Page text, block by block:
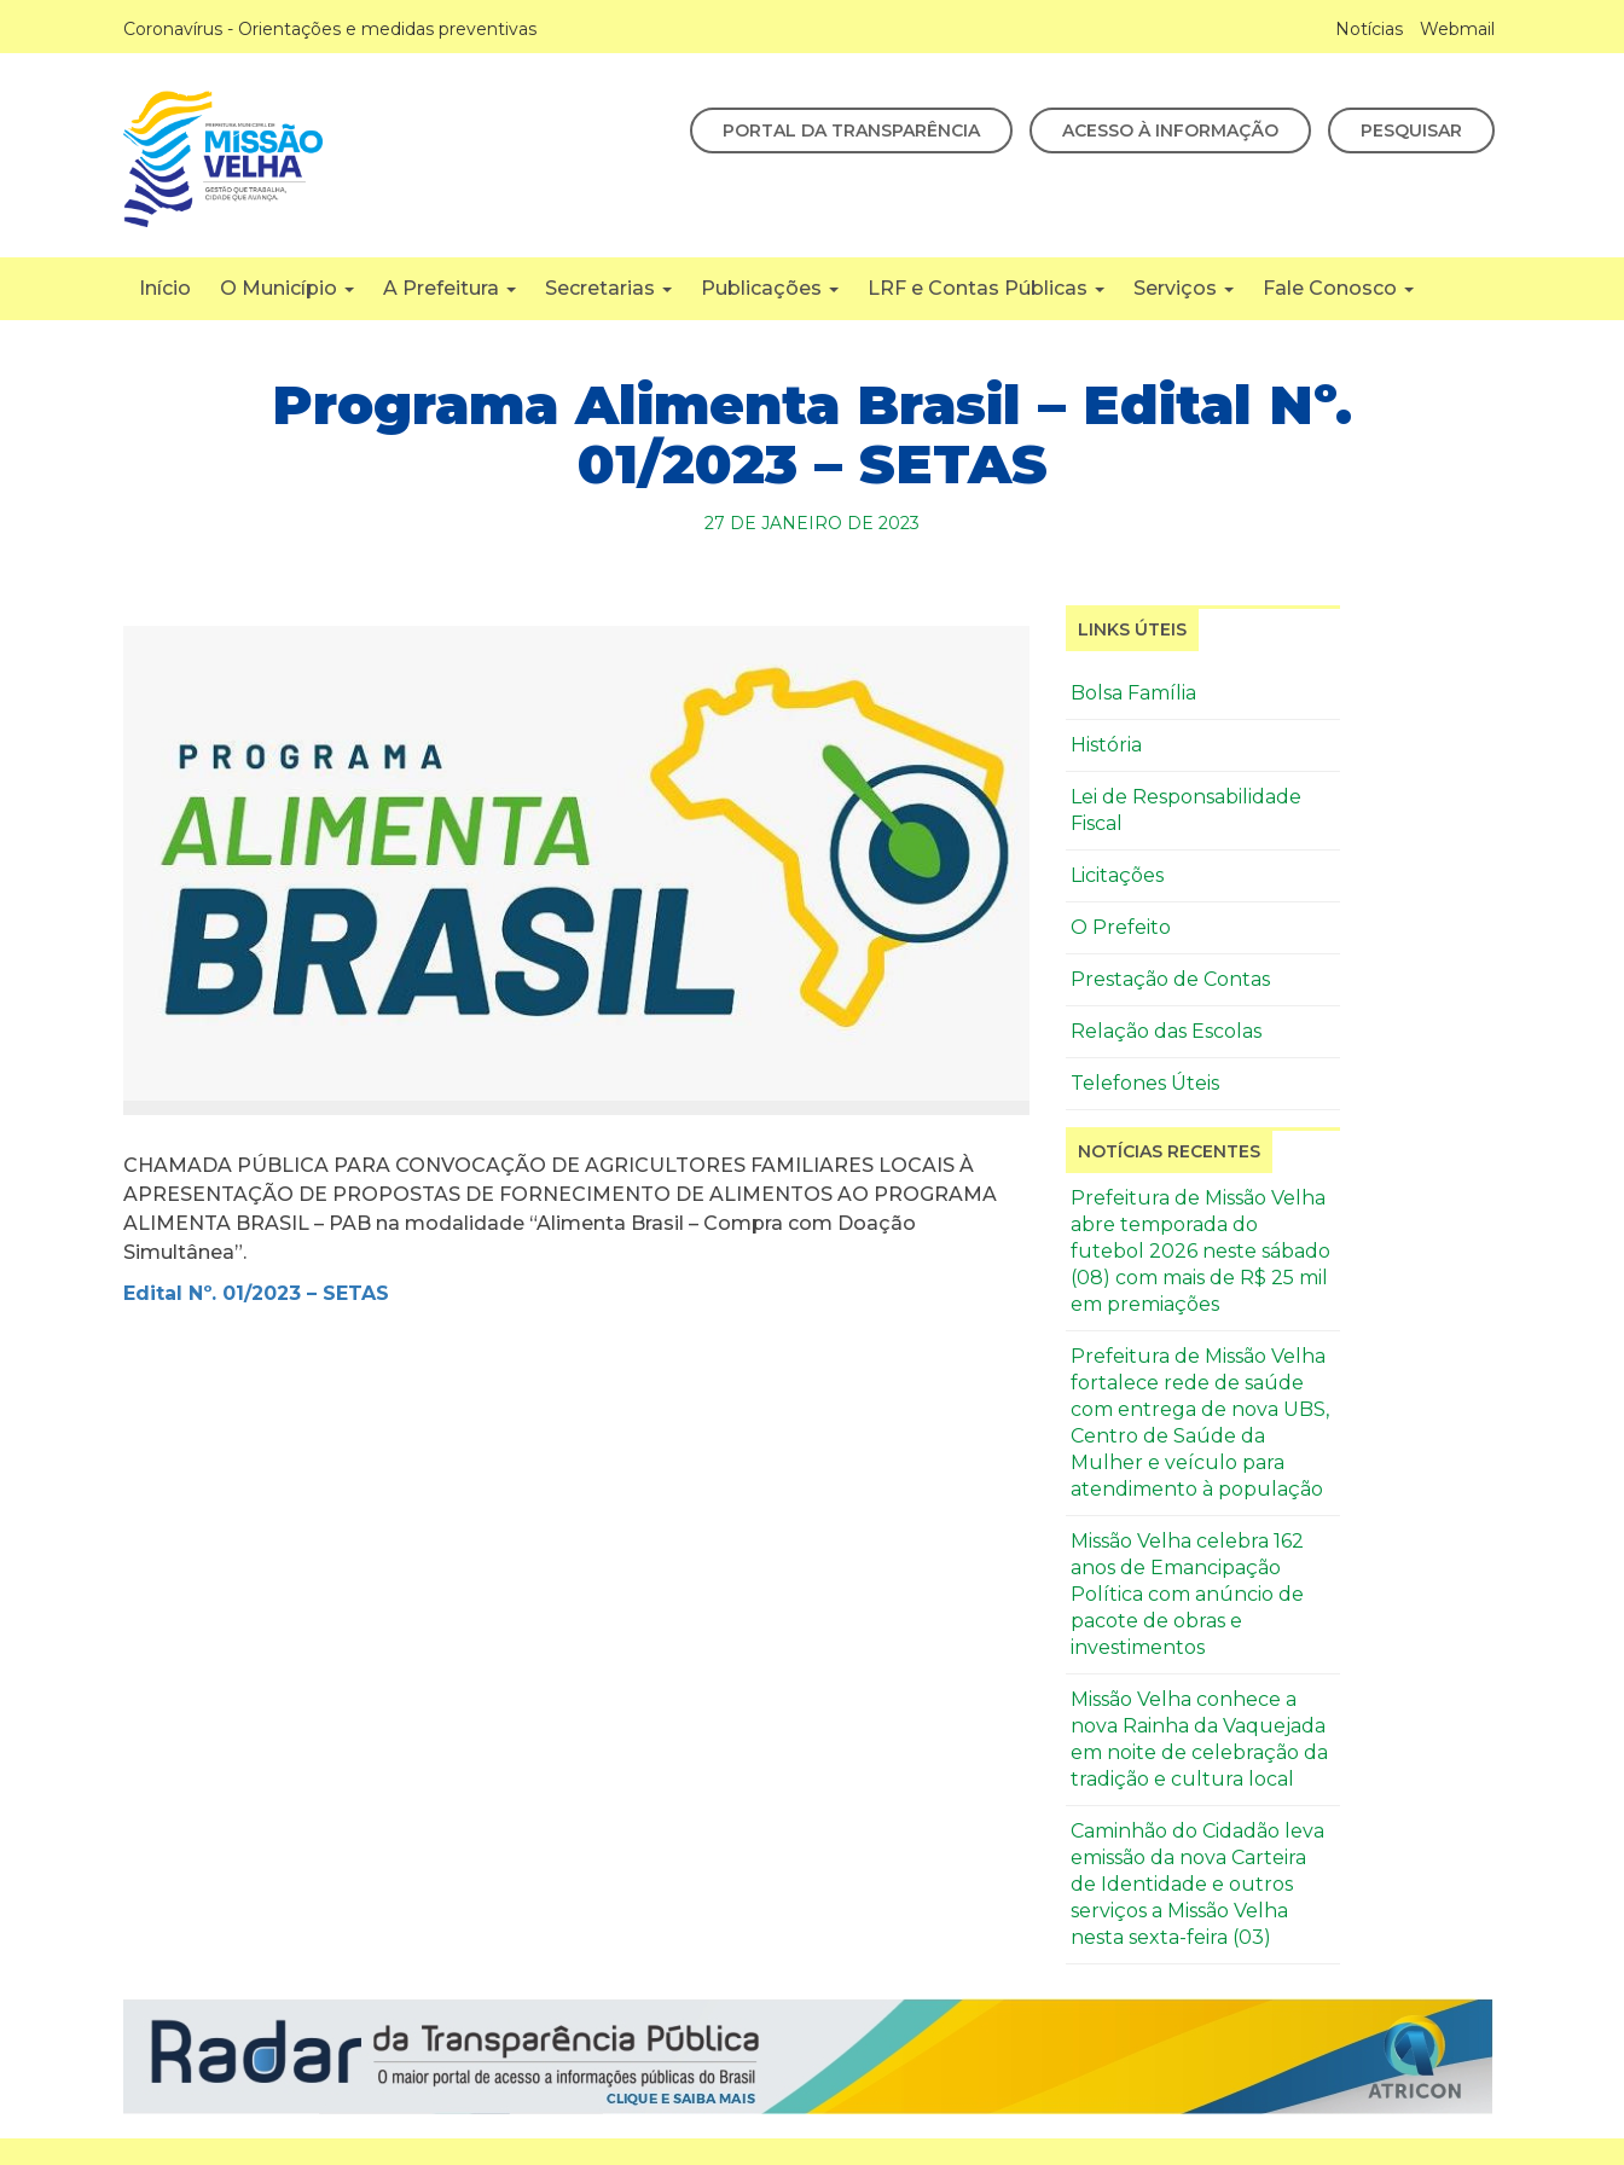
Coronavírus - Orientações e medidas preventivas Notícias Webmail
PORTAL DA TRANSPARÊNCIA ACESSO À INFORMAÇÃO PESQUISAR
Início O Município A Prefeitura Secretarias Publicações LRF e Contas Públicas Serviços Fale Conosco
Programa Alimenta Brasil – Edital Nº.
01/2023 – SETAS
27 DE JANEIRO DE 2023
CHAMADA PÚBLICA PARA CONVOCAÇÃO DE AGRICULTORES FAMILIARES LOCAIS À
APRESENTAÇÃO DE PROPOSTAS DE FORNECIMENTO DE ALIMENTOS AO PROGRAMA
ALIMENTA BRASIL – PAB na modalidade “Alimenta Brasil – Compra com Doação
Simultânea”.
Edital Nº. 01/2023 – SETAS
LINKS ÚTEIS
Bolsa Família
História
Lei de Responsabilidade
Fiscal
Licitações
O Prefeito
Prestação de Contas
Relação das Escolas
Telefones Úteis
NOTÍCIAS RECENTES
Prefeitura de Missão Velha
abre temporada do
futebol 2026 neste sábado
(08) com mais de R$ 25 mil
em premiações
Prefeitura de Missão Velha
fortalece rede de saúde
com entrega de nova UBS,
Centro de Saúde da
Mulher e veículo para
atendimento à população
Missão Velha celebra 162
anos de Emancipação
Política com anúncio de
pacote de obras e
investimentos
Missão Velha conhece a
nova Rainha da Vaquejada
em noite de celebração da
tradição e cultura local
Caminhão do Cidadão leva
emissão da nova Carteira
de Identidade e outros
serviços a Missão Velha
nesta sexta-feira (03)